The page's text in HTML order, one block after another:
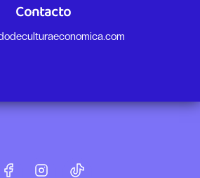
Contacto